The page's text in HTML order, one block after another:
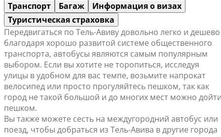
Транспорт Багаж
Информация о визах
Туристическая страховка
Передвигаться по Тель-Авиву довольно легко и дешево
благодаря хорошо развитой системе общественного
транспорта, автобусы являются самым популярным
выбором. Если вы хотите не торопиться, исследуя
улицы в удобном для вас темпе, возьмите напрокат
велосипед или просто прогуляйтесь пешком, так как
город не такой большой и до многих мест можно
пешком.
Вы также можете сесть на междугородний автобус или
поезд, чтобы добраться из Тель-Авива в другие города